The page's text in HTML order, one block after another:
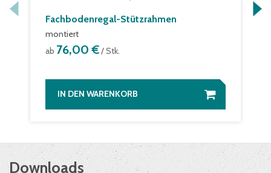
Fachbodenregal-Stützrahmen
montiert
ab 76,00 €/ Stk.
IN DEN WARENKORB
Downloads